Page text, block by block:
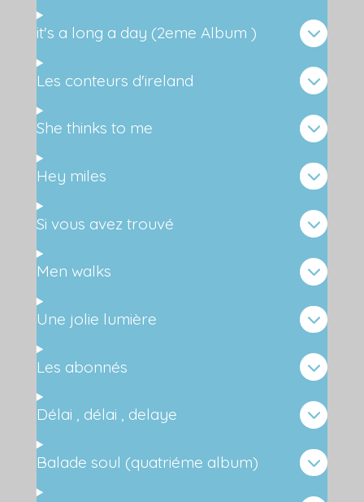
it's a long a day (2eme Album )
Les conteurs d'ireland
She thinks to me
Hey miles
Si vous avez trouvé
Men walks
Une jolie lumière
Les abonnés
Délai , délai , delaye
Balade soul (quatriéme album)